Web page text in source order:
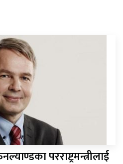
परराष्ट्रमन्त्रीलाई